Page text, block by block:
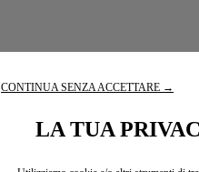
CONTINUA SENZA ACCETTARE →
LA TUA